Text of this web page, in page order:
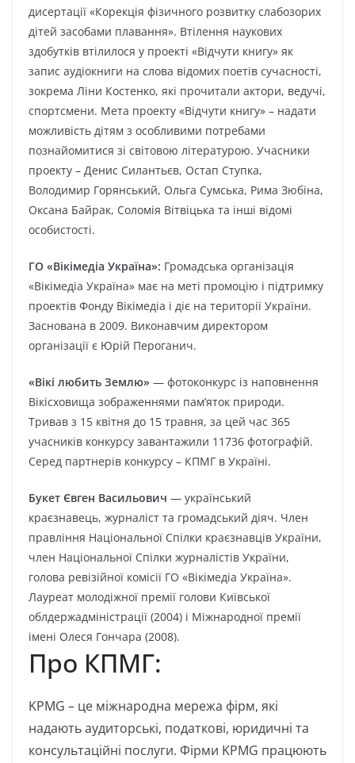
дисертації «Корекція фізичного розвитку слабозорих
дітей засобами плавання». Втілення наукових
здобутків втілилося у проекті «Відчути книгу» як
запис аудіокниги на слова відомих поетів сучасності,
зокрема Ліни Костенко, які прочитали актори, ведучі,
спортсмени. Мета проекту «Відчути книгу» – надати
можливість дітям з особливими потребами
познайомитися зі світовою літературою. Учасники
проекту – Денис Силантьєв, Остап Ступка,
Володимир Горянський, Ольга Сумська, Рима Зюбіна,
Оксана Байрак, Соломія Вітвіцька та інші відомі
особистості.
ГО «Вікімедіа Україна»: Громадська організація
«Вікімедіа Україна» має на меті промоцію і підтримку
проектів Фонду Вікімедіа і діє на території України.
Заснована в 2009. Виконавчим директором
організації є Юрій Пероганич.
«Вікі любить Землю» — фотоконкурс із наповнення
Вікісховища зображеннями пам’яток природи.
Тривав з 15 квітня до 15 травня, за цей час 365
учасників конкурсу завантажили 11736 фотографій.
Серед партнерів конкурсу – КПМГ в Україні.
Букет Євген Васильович — український
краєзнавець, журналіст та громадський діяч. Член
правління Національної Спілки краєзнавців України,
член Національної Спілки журналістів України,
голова ревізійної комісії ГО «Вікімедіа Україна».
Лауреат молодіжної премії голови Київської
облдержадміністрації (2004) і Міжнародної премії
імені Олеся Гончара (2008).
Про КПМГ:
KPMG – це міжнародна мережа фірм, які
надають аудиторські, податкові, юридичні та
консультаційні послуги. Фірми KPMG працюють